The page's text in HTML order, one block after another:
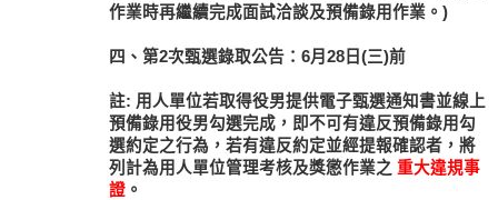
作業時再繼續完成面試洽談及預備錄用作業。)
四、第2次甄選錄取公告：6月28日(三)前
註: 用人單位若取得役男提供電子甄選通知書並線上
預備錄用役男勾選完成，即不可有違反預備錄用勾
選約定之行為，若有違反約定並經提報確認者，將
列計為用人單位管理考核及獎懲作業之 重大違規事
證 。